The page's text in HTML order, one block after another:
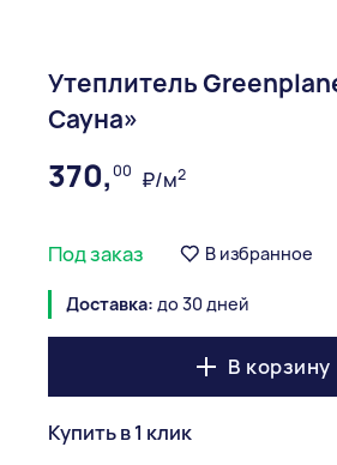
Утеплитель
Сауна»
370,00 ₽/м2
Под заказ В избранное
Доставка: до 30 дней
В корзину
Купить в 1 клик